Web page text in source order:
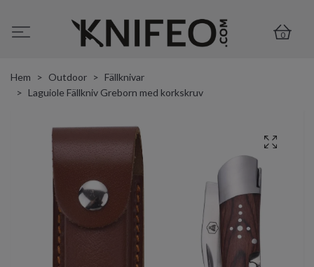
0
Hem Outdoor
Fällknivar
Laguiole Fällkniv Greborn med korkskruv